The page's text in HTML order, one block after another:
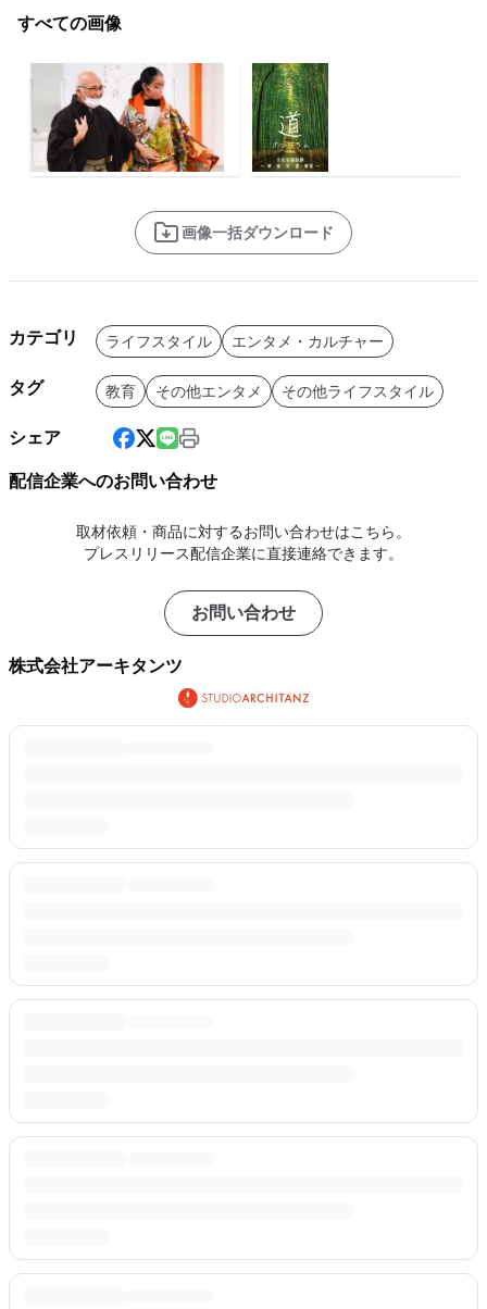
すべての画像
画像一括ダウンロード
カテゴリ ライフスタイル エンタメ・カルチャー
タグ 教育 その他エンタメ その他ライフスタイル
シェア
配信企業へのお問い合わせ
取材依頼・商品に対するお問い合わせはこちら。
プレスリリース配信企業に直接連絡できます。
お問い合わせ
株式会社アーキタンツ